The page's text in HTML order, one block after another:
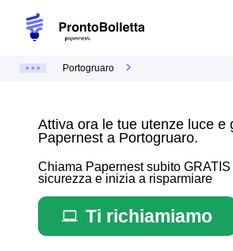
Portogruaro
Attiva ora le tue utenze luce e
Papernest a Portogruaro.
Chiama Papernest subito
sicurezza e inizia a risparmiare
Ti richiamiamo